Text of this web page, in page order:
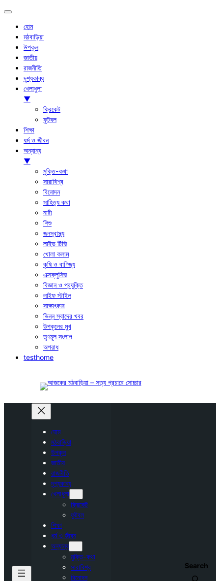
হোম
মঠবাড়িয়া
উপকূল
জাতীয়
রাজনীতি
দৃশ্যকাব্য
খেলাধুলা
▼
ক্রিকেট
ফুটবল
শিক্ষা
ধর্ম ও জীবন
অন্যান্য
▼
মুক্তি-কথা
সারাবিশ্ব
বিনোদন
সাহিত্য কথা
নারী
শিশু
জনস্বাস্থ্য
লাইভ টিভি
খোলা কলাম
কৃষি ও বাণিজ্য
এক্সক্লুসিভ
বিজ্ঞান ও প্রযুক্তি
লাইফ স্টাইল
সাক্ষাৎকার
ভিন্ন স্বাদের খবর
উপকূলের মুখ
তৃণমূল সংলাপ
অপরাধ
testhome
হোম
মঠবাড়িয়া
উপকূল
জাতীয়
রাজনীতি
দৃশ্যকাব্য
খেলাধুলা
ক্রিকেট
ফুটবল
শিক্ষা
ধর্ম ও জীবন
অন্যান্য
মুক্তি-কথা
সারাবিশ্ব
বিনোদন
Search